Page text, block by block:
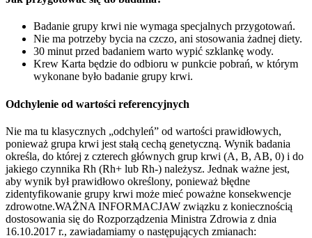
Badanie grupy krwi nie wymaga specjalnych przygotowań.
Nie ma potrzeby bycia na czczo, ani stosowania żadnej diety.
30 minut przed badaniem warto wypić szklankę wody.
Krew Karta będzie do odbioru w punkcie pobrań, w którym
wykonane było badanie grupy krwi.
Odchylenie od wartości referencyjnych
Nie ma tu klasycznych „odchyleń” od wartości prawidłowych,
ponieważ grupa krwi jest stałą cechą genetyczną. Wynik badania
określa, do której z czterech głównych grup krwi (A, B, AB, 0) i do
jakiego czynnika Rh (Rh+ lub Rh-) należysz. Jednak ważne jest,
aby wynik był prawidłowo określony, ponieważ błędne
zidentyfikowanie grupy krwi może mieć poważne konsekwencje
zdrowotne.WAŻNA INFORMACJAW związku z koniecznością
dostosowania się do Rozporządzenia Ministra Zdrowia z dnia
16.10.2017 r., zawiadamiamy o następujących zmianach: